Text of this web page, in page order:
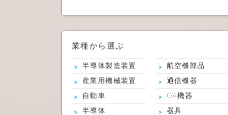
業種から選ぶ
半導体製造装置 航空機部品
産業用機械装置
通信機器
自動車
OA機器
半導体
器具